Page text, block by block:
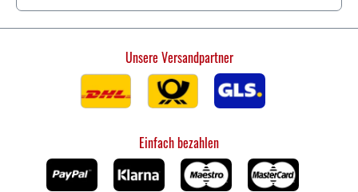
Kompatibilität für Ihr Reinigungsequipment. Präzision
auf engstem Raum Dank der kompakten Bauweise
Fahrzeugaufbereitung und die Reinigung von
verwinkelten Polstermöbeln optimiert. Sie erreicht
mühelos Zwischenräume, die mit Standarddüsen
ermöglicht Ihnen die direkte Kontrolle des
Reinigungserfolgs. Sie sehen sofort, wie viel
Unsere Versandpartner
Einfach bezahlen